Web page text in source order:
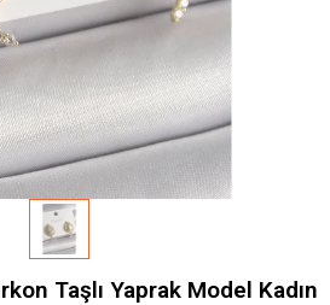
Taşlı Yaprak Model Kadın